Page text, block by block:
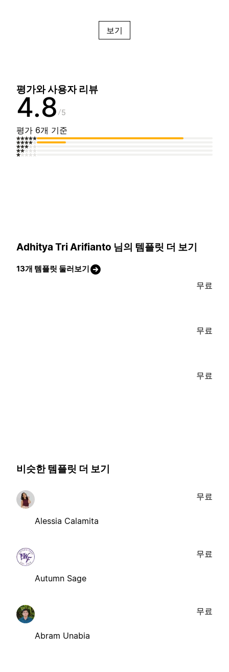
보기
평가와 사용자 리뷰
4.8 5
평가 6개 기준
Adhitya Tri Arifianto 님의 템플릿 더 보기
13개 템플릿 둘러보기
무료
무료
무료
비슷한 템플릿 더 보기
Alessia Calamita
무료
Autumn Sage
무료
Abram Unabia
무료